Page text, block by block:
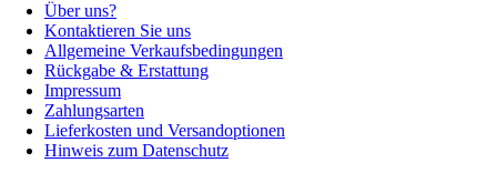
Über uns?
Kontaktieren Sie uns
Allgemeine Verkaufsbedingungen
Rückgabe & Erstattung
Impressum
Zahlungsarten
Lieferkosten und Versandoptionen
Hinweis zum Datenschutz